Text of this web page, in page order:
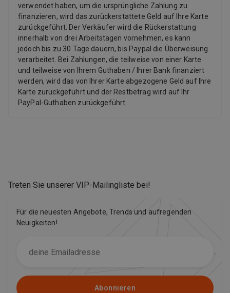
verwendet haben, um die ursprüngliche Zahlung zu
finanzieren, wird das zurückerstattete Geld auf Ihre Karte
zurückgeführt. Der Verkäufer wird die Rückerstattung
innerhalb von drei Arbeitstagen vornehmen, es kann
jedoch bis zu 30 Tage dauern, bis Paypal die Überweisung
verarbeitet. Bei Zahlungen, die teilweise von einer Karte
und teilweise von Ihrem Guthaben / Ihrer Bank finanziert
werden, wird das von Ihrer Karte abgezogene Geld auf Ihre
Karte zurückgeführt und der Restbetrag wird auf Ihr
PayPal-Guthaben zurückgeführt.
Treten Sie unserer VIP-Mailingliste bei!
Für die neuesten Angebote, Trends und aufregenden
Neuigkeiten!
Abonnieren